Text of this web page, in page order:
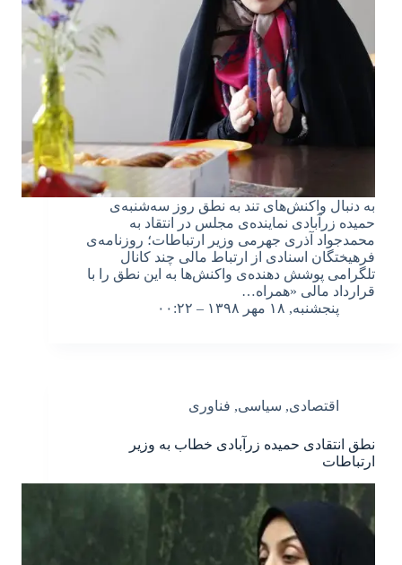
به دنبال واکنش‌های تند به نطق روز سه‌شنبه‌ی
حمیده زرآبادی نماینده‌ی مجلس در انتقاد به
محمدجواد آذری جهرمی وزیر ارتباطات؛ روزنامه‌ی
فرهیختگان اسنادی از ارتباط مالی چند کانال
تلگرامی پوشش دهنده‌ی واکنش‌ها به این نطق را با
قرارداد مالی «همراه…
پنجشنبه, ۱۸ مهر ۱۳۹۸ – ۰۰:۲۲
اقتصادی, سیاسی, فناوری
نطق انتقادی حمیده زرآبادی خطاب به وزیر
ارتباطات